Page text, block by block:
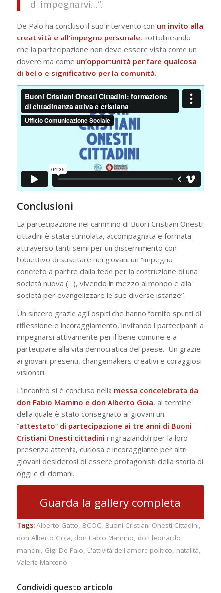
di impegnarvi…“.
De Palo ha concluso il suo intervento con un invito alla
creatività e all’impegno personale, sottolineando
che la partecipazione non deve essere vista come un
dovere ma come un’opportunità per fare qualcosa
di bello e significativo per la comunità.
Conclusioni
La partecipazione nel cammino di Buoni Cristiani Onesti
cittadini è stata stimolata, accompagnata e formata
attraverso tanti semi per un discernimento con
l’obiettivo di suscitare nei giovani un “impegno
concreto a partire dalla fede per la costruzione di una
società nuova (…), vivendo in mezzo al mondo e alla
società per evangelizzare le sue diverse istanze”.
Un sincero grazie agli ospiti che hanno fornito spunti di
riflessione e incoraggiamento, invitando i partecipanti a
impegnarsi attivamente per il bene comune e a
partecipare alla vita democratica del paese. Un grazie
ai giovani presenti, changemakers creativi e coraggiosi
visionari.
L’incontro si è concluso nella messa concelebrata da
don Fabio Mamino e don Alberto Goia, al termine
della quale è stato consegnato ai giovani un
“attestato” di partecipazione ai tre anni di Buoni
Cristiani Onesti cittadini ringraziandoli per la loro
presenza attenta, curiosa e incoraggiante per altri
giovani desiderosi di essere protagonisti della storia di
oggi e di domani.
Guarda la gallery completa
Tags: Alberto Gatto, BCOC, Buoni Cristiani Onesti Cittadini,
don Alberto Goia, don Fabio Mamino, don leonardo
mancini, Gigi De Palo, L'attività dell'amore politico, natalità,
Valeria Marcenò
Condividi questo articolo